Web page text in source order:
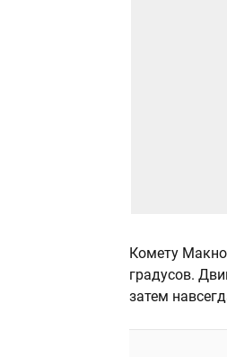
Комету
градусов.
затем